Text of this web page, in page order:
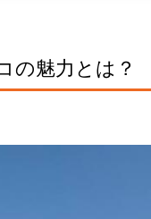
の魅力とは？